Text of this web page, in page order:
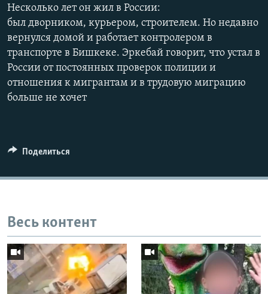
240p 360p
480p
1080p
Несколько лет он жил в России:
был дворником, курьером, строителем. Но недавно
вернулся домой и работает контролером в
транспорте в Бишкеке. Эркебай говорит, что устал в
России от постоянных проверок полиции и
отношения к мигрантам и в трудовую миграцию
больше не хочет
Поделиться
Весь контент